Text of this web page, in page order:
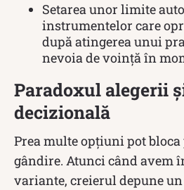
Setarea unor limite
instrumentelor care
după atingerea unui
nevoia de voință în
Paradoxul alegerii
decizională
Prea multe opțiuni pot bloca
gândire. Atunci când avem
variante, creierul depune